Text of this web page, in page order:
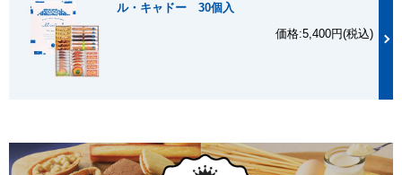
ル・キャドー 30個入
価格:5,400円(税込)